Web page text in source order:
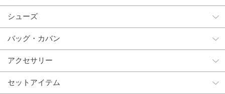
シューズ
バッグ・カバン
アクセサリー
セットアイテム